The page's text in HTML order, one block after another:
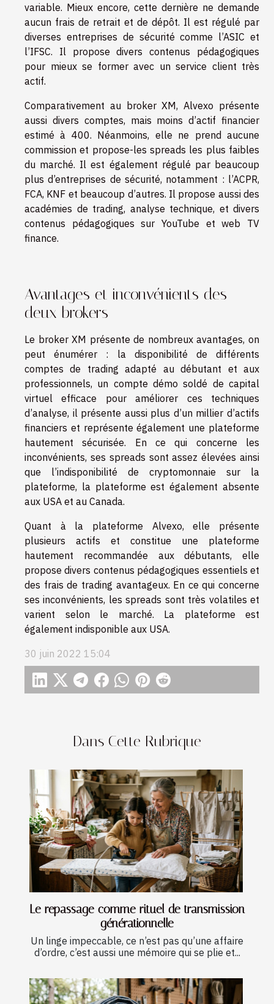
Dans Cette Rubrique
Le repassage comme rituel de transmission
générationnelle
Un linge impeccable, ce n’est pas qu’une affaire
d’ordre, c’est aussi une mémoire qui se plie et...
variable. Mieux encore, cette dernière ne demande
aucun frais de retrait et de dépôt. Il est régulé par
diverses entreprises de sécurité comme l’ASIC et
l’IFSC. Il propose divers contenus pédagogiques
pour mieux se former avec un service client très
actif.
Comparativement au broker XM, Alvexo présente
aussi divers comptes, mais moins d’actif financier
estimé à 400. Néanmoins, elle ne prend aucune
commission et propose-les spreads les plus faibles
du marché. Il est également régulé par beaucoup
plus d’entreprises de sécurité, notamment : l’ACPR,
FCA, KNF et beaucoup d’autres. Il propose aussi des
académies de trading, analyse technique, et divers
contenus pédagogiques sur YouTube et web TV
finance.
Avantages et inconvénients des
deux brokers
Le broker XM présente de nombreux avantages, on
peut énumérer : la disponibilité de différents
comptes de trading adapté au débutant et aux
professionnels, un compte démo soldé de capital
virtuel efficace pour améliorer ces techniques
d’analyse, il présente aussi plus d’un millier d’actifs
financiers et représente également une plateforme
hautement sécurisée. En ce qui concerne les
inconvénients, ses spreads sont assez élevées ainsi
que l’indisponibilité de cryptomonnaie sur la
plateforme, la plateforme est également absente
aux USA et au Canada.
Quant à la plateforme Alvexo, elle présente
plusieurs actifs et constitue une plateforme
hautement recommandée aux débutants, elle
propose divers contenus pédagogiques essentiels et
des frais de trading avantageux. En ce qui concerne
ses inconvénients, les spreads sont très volatiles et
varient selon le marché. La plateforme est
également indisponible aux USA.
30 juin 2022 15:04